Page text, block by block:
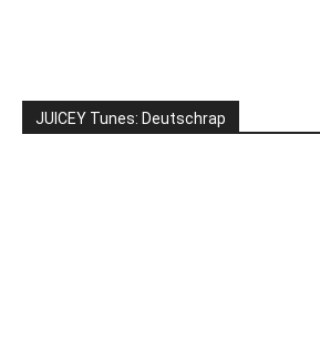
JUICEY Tunes: Deutschrap